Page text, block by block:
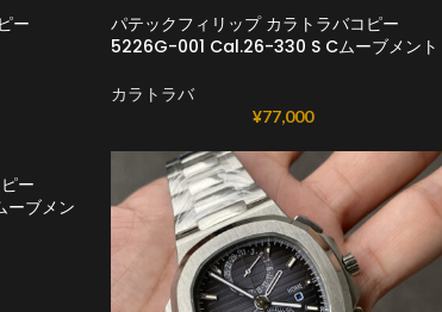
ー
パテックフィリップ カラトラバコピー
5226G-001 Cal.26-330 S Cムーブメント
カラトラバ
¥77,000
ー
ブメン